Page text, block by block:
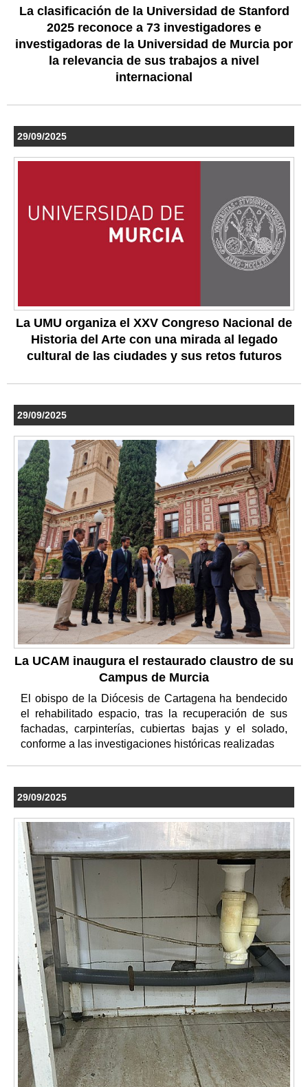
La clasificación de la Universidad de Stanford
2025 reconoce a 73 investigadores e
investigadoras de la Universidad de Murcia por
la relevancia de sus trabajos a nivel
internacional
29/09/2025
La UMU organiza el XXV Congreso Nacional de
Historia del Arte con una mirada al legado
cultural de las ciudades y sus retos futuros
29/09/2025
La UCAM inaugura el restaurado claustro de su
Campus de Murcia
El obispo de la Diócesis de Cartagena ha bendecido
el rehabilitado espacio, tras la recuperación de sus
fachadas, carpinterías, cubiertas bajas y el solado,
conforme a las investigaciones históricas realizadas
29/09/2025